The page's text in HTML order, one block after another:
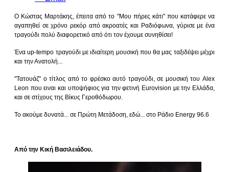
Ο Κώστας Μαρτάκης, έπειτα από το "Μου πήρες κάτι" που κατάφερε να
αγαπηθεί σε χρόνο ρεκόρ από ακροατές και Ραδιόφωνα, γύρισε με ένα
τραγούδι πολύ διαφορετικό από ότι τον έχουμε συνηθίσει!
Ένα up-tempo τραγούδι με ιδιαίτερη μουσική που θα μας ταξιδέψει μέχρι
και την Ανατολή...
"Τατουάζ" ο τίτλος από το φρέσκο αυτό τραγούδι, σε μουσική του Alex
Leon που ειναι και υποψήφιος για την φετινή Eurovision με την Ελλάδα,
και σε στίχους της Βίκυς Γεροθόδωρου.
Το ακούμε δυνατά... σε Πρώτη Μετάδοση, εδώ... στο Ράδιο Energy 96.6
Από την Κική Βασιλειάδου.